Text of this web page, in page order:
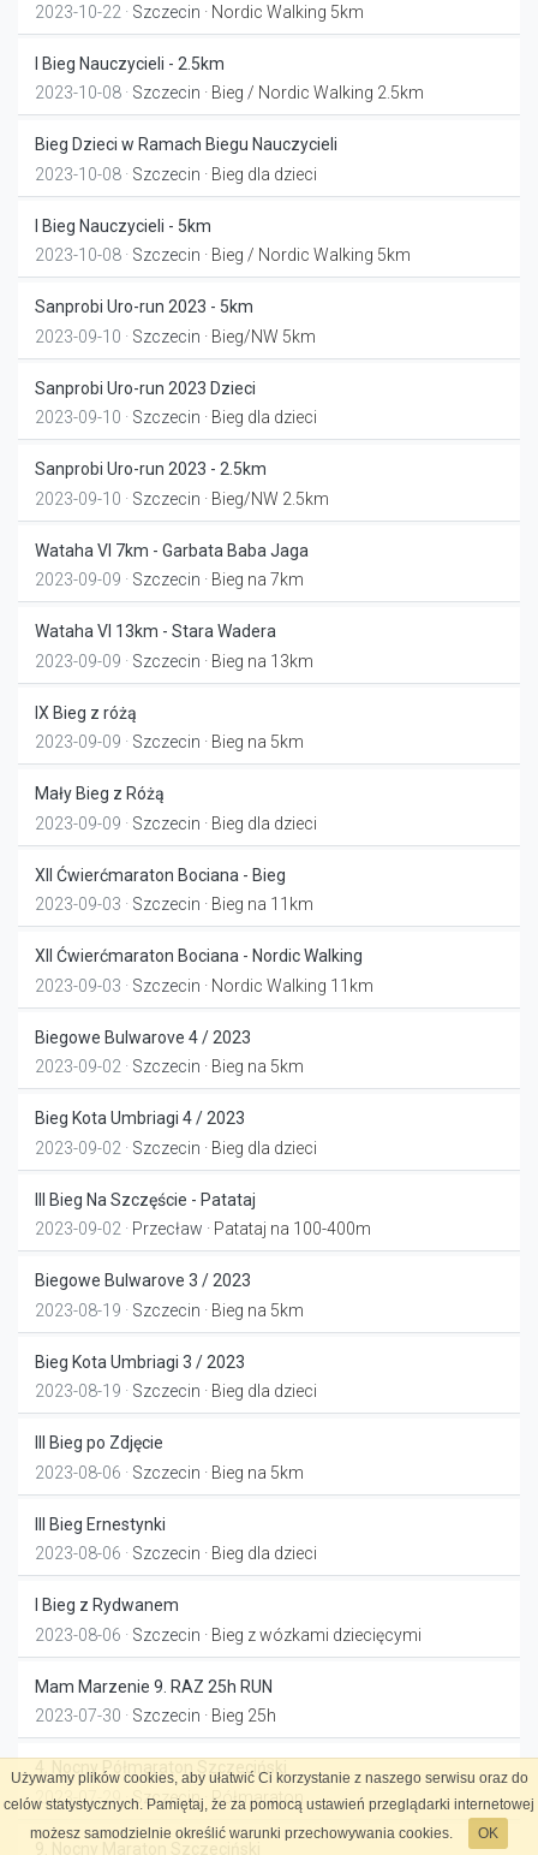
2023-10-22 · Szczecin · Nordic Walking 5km
I Bieg Nauczycieli - 2.5km
2023-10-08 · Szczecin · Bieg / Nordic Walking 2.5km
Bieg Dzieci w Ramach Biegu Nauczycieli
2023-10-08 · Szczecin · Bieg dla dzieci
I Bieg Nauczycieli - 5km
2023-10-08 · Szczecin · Bieg / Nordic Walking 5km
Sanprobi Uro-run 2023 - 5km
2023-09-10 · Szczecin · Bieg/NW 5km
Sanprobi Uro-run 2023 Dzieci
2023-09-10 · Szczecin · Bieg dla dzieci
Sanprobi Uro-run 2023 - 2.5km
2023-09-10 · Szczecin · Bieg/NW 2.5km
Wataha VI 7km - Garbata Baba Jaga
2023-09-09 · Szczecin · Bieg na 7km
Wataha VI 13km - Stara Wadera
2023-09-09 · Szczecin · Bieg na 13km
IX Bieg z różą
2023-09-09 · Szczecin · Bieg na 5km
Mały Bieg z Różą
2023-09-09 · Szczecin · Bieg dla dzieci
XII Ćwierćmaraton Bociana - Bieg
2023-09-03 · Szczecin · Bieg na 11km
XII Ćwierćmaraton Bociana - Nordic Walking
2023-09-03 · Szczecin · Nordic Walking 11km
Biegowe Bulwarove 4 / 2023
2023-09-02 · Szczecin · Bieg na 5km
Bieg Kota Umbriagi 4 / 2023
2023-09-02 · Szczecin · Bieg dla dzieci
III Bieg Na Szczęście - Patataj
2023-09-02 · Przecław · Patataj na 100-400m
Biegowe Bulwarove 3 / 2023
2023-08-19 · Szczecin · Bieg na 5km
Bieg Kota Umbriagi 3 / 2023
2023-08-19 · Szczecin · Bieg dla dzieci
III Bieg po Zdjęcie
2023-08-06 · Szczecin · Bieg na 5km
III Bieg Ernestynki
2023-08-06 · Szczecin · Bieg dla dzieci
I Bieg z Rydwanem
2023-08-06 · Szczecin · Bieg z wózkami dziecięcymi
Mam Marzenie 9. RAZ 25h RUN
2023-07-30 · Szczecin · Bieg 25h
4. Nocny Półmaraton Szczeciński
2023-07-29 ·Szczecin· Półmaraton
Używamy plików cookies, aby ułatwić Ci korzystanie z naszego serwisu oraz do
celów statystycznych. Pamiętaj, że za pomocą ustawień przeglądarki internetowej
możesz samodzielnie określić warunki przechowywania cookies.
OK